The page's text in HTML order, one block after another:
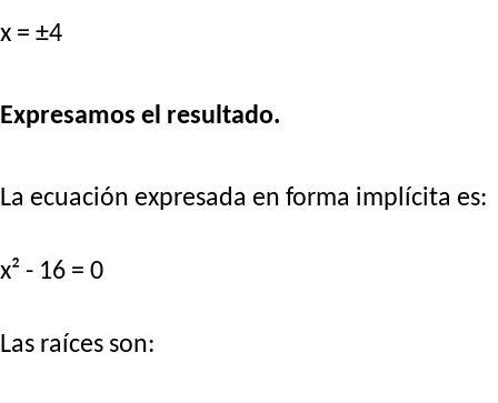
x = ±4
Expresamos el resultado.
La ecuación expresada en forma implícita es:
x² - 16 = 0
Las raíces son: